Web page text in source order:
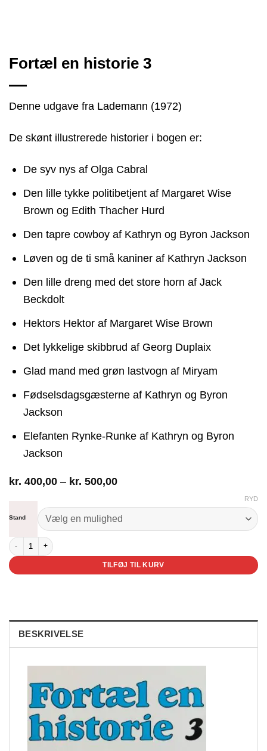
Fortæl en historie 3
Denne udgave fra Lademann (1972)
De skønt illustrerede historier i bogen er:
De syv nys af Olga Cabral
Den lille tykke politibetjent af Margaret Wise
Brown og Edith Thacher Hurd
Den tapre cowboy af Kathryn og Byron Jackson
Løven og de ti små kaniner af Kathryn Jackson
Den lille dreng med det store horn af Jack
Beckdolt
Hektors Hektor af Margaret Wise Brown
Det lykkelige skibbrud af Georg Duplaix
Glad mand med grøn lastvogn af Miryam
Fødselsdagsgæsterne af Kathryn og Byron
Jackson
Elefanten Rynke-Runke af Kathryn og Byron
Jackson
kr. 400,00 – kr. 500,00Prisinterval:
kr. 500,00
Stand
RYD
Fortæl en historie 3 antal
TILFØJ TIL KURV
BESKRIVELSE